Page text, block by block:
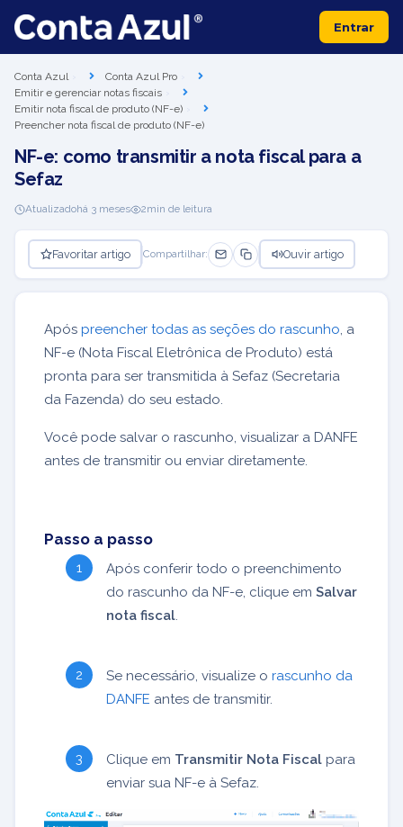
Entrar
Conta Azul
Conta Azul Pro
Emitir e gerenciar notas fiscais
Emitir nota fiscal de produto (NF-e)
Preencher nota fiscal de produto (NF-e)
NF-e: como transmitir a nota fiscal para a
Sefaz
Atualizadohá 3 meses 2min de leitura
Favoritar artigo Compartilhar: Ouvir artigo
Após preencher todas as seções do rascunho, a
NF-e (Nota Fiscal Eletrônica de Produto) está
pronta para ser transmitida à Sefaz (Secretaria
da Fazenda) do seu estado.
Você pode salvar o rascunho, visualizar a DANFE
antes de transmitir ou enviar diretamente.
Passo a passo
Após conferir todo o preenchimento
do rascunho da NF-e, clique em Salvar
nota fiscal.
Se necessário, visualize o rascunho da
DANFE antes de transmitir.
Clique em Transmitir Nota Fiscal para
enviar sua NF-e à Sefaz.